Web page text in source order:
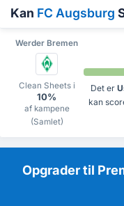
Kan FC Augsburg
Werder Bremen
Clean Sheets i
10%
af kampene
(Samlet)
Det er
kan
Opgrader til